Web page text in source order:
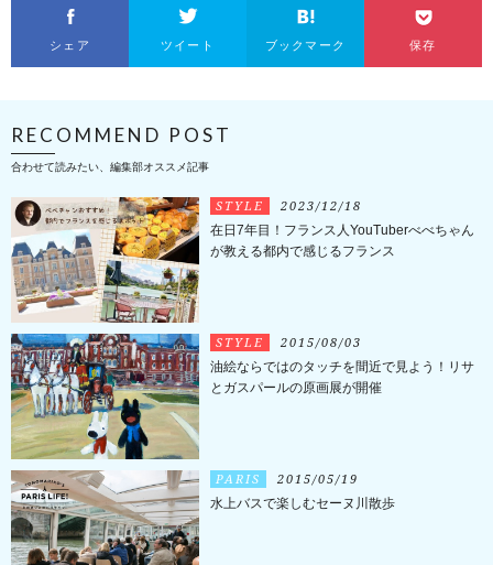
シェア ツイート ブックマーク 保存
RECOMMEND POST
合わせて読みたい、編集部オススメ記事
STYLE 2023/12/18
在日7年目！フランス人YouTuberべべちゃん
が教える都内で感じるフランス
STYLE 2015/08/03
油絵ならではのタッチを間近で見よう！リサ
とガスパールの原画展が開催
PARIS 2015/05/19
水上バスで楽しむセーヌ川散歩